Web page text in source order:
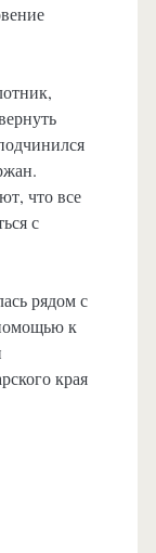
что все
с
рядом с
к
края